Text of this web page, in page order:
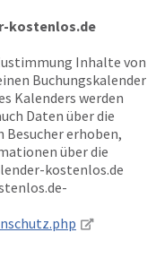
kostenlos.de
Inhalte von
Buchungskalender
Kalenders werden
Daten über die
erhoben,
über die
kostenlos.de